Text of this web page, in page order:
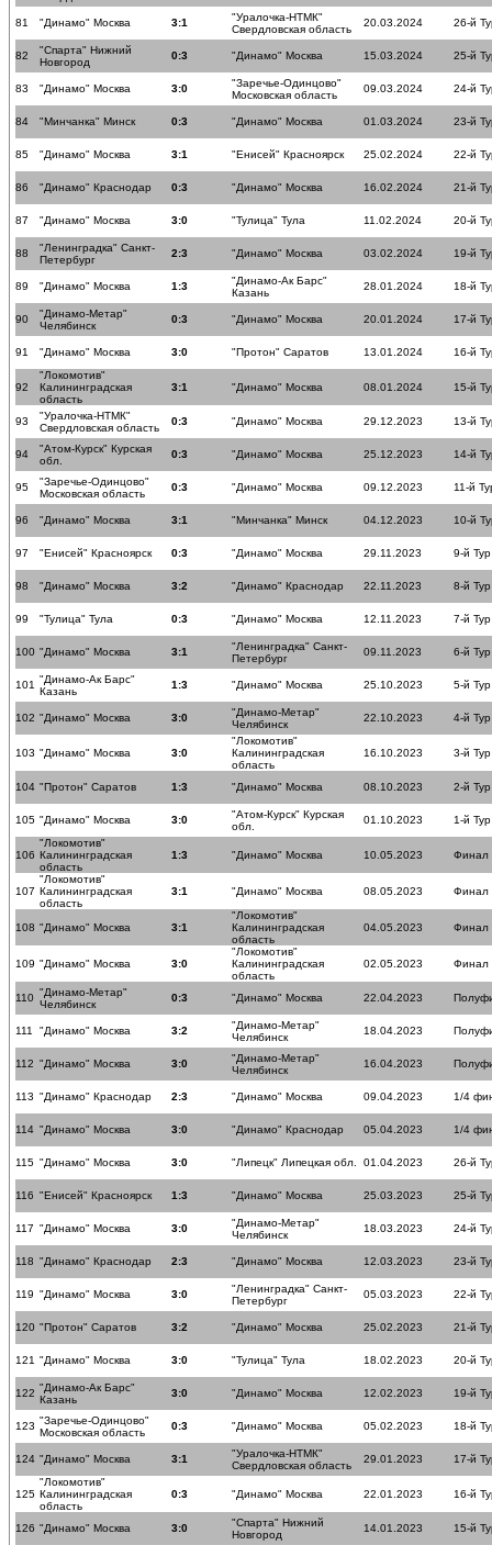
81 "Динамо" Москва 3:1
"Уралочка-НТМК"
Свердловская область
20.03.2024 26-й
82
"Спарта" Нижний
Новгород
0:3 "Динамо" Москва 15.03.2024 25-й
83 "Динамо" Москва 3:0
"Заречье-Одинцово"
Московская область
09.03.2024 24-й
84 "Минчанка" Минск 0:3 "Динамо" Москва 01.03.2024 23-й
85 "Динамо" Москва 3:1 "Енисей" Красноярск 25.02.2024 22-й
86 "Динамо" Краснодар 0:3 "Динамо" Москва 16.02.2024 21-й
87 "Динамо" Москва 3:0 "Тулица" Тула 11.02.2024 20-й
88
"Ленинградка" Санкт-
Петербург
2:3 "Динамо" Москва 03.02.2024 19-й
89 "Динамо" Москва 1:3
"Динамо-Ак Барс"
Казань
28.01.2024 18-й
90
"Динамо-Метар"
Челябинск
0:3 "Динамо" Москва 20.01.2024 17-й
91 "Динамо" Москва 3:0 "Протон" Саратов 13.01.2024 16-й
92
"Локомотив"
Калининградская
область
3:1 "Динамо" Москва 08.01.2024 15-й
93
"Уралочка-НТМК"
Свердловская область
0:3 "Динамо" Москва 29.12.2023 13-й
94
"Атом-Курск" Курская
обл.
0:3 "Динамо" Москва 25.12.2023 14-й
95
"Заречье-Одинцово"
Московская область
0:3 "Динамо" Москва 09.12.2023 11-й
96 "Динамо" Москва 3:1 "Минчанка" Минск 04.12.2023 10-й
97 "Енисей" Красноярск 0:3 "Динамо" Москва 29.11.2023 9-й Тур
98 "Динамо" Москва 3:2 "Динамо" Краснодар 22.11.2023 8-й Тур
99 "Тулица" Тула 0:3 "Динамо" Москва 12.11.2023 7-й Тур
100 "Динамо" Москва 3:1
"Ленинградка" Санкт-
Петербург
09.11.2023 6-й Тур
101 "Динамо-Ак Барс"
Казань
1:3 "Динамо" Москва 25.10.2023 5-й Тур
102 "Динамо" Москва 3:0
"Динамо-Метар"
Челябинск
22.10.2023 4-й Тур
103 "Динамо" Москва 3:0
"Локомотив"
Калининградская
область
16.10.2023 3-й Тур
104 "Протон" Саратов 1:3 "Динамо" Москва 08.10.2023 2-й Тур
105 "Динамо" Москва 3:0
"Атом-Курск" Курская
обл.
01.10.2023 1-й Тур
106
"Локомотив"
Калининградская
область
1:3 "Динамо" Москва 10.05.2023 Финал
107
"Локомотив"
Калининградская
область
3:1 "Динамо" Москва 08.05.2023 Финал
108 "Динамо" Москва 3:1
"Локомотив"
Калининградская
область
04.05.2023 Финал
109 "Динамо" Москва 3:0
"Локомотив"
Калининградская
область
02.05.2023 Финал
110 "Динамо-Метар"
Челябинск
0:3 "Динамо" Москва 22.04.2023
111 "Динамо" Москва 3:2
"Динамо-Метар"
Челябинск
18.04.2023
112 "Динамо" Москва 3:0
"Динамо-Метар"
Челябинск
16.04.2023
113 "Динамо" Краснодар 2:3 "Динамо" Москва 09.04.2023 1/4
114 "Динамо" Москва 3:0 "Динамо" Краснодар 05.04.2023 1/4
115 "Динамо" Москва 3:0 "Липецк" Липецкая обл. 01.04.2023 26-й
116 "Енисей" Красноярск 1:3 "Динамо" Москва 25.03.2023 25-й
117 "Динамо" Москва 3:0
"Динамо-Метар"
Челябинск
18.03.2023 24-й
118 "Динамо" Краснодар 2:3 "Динамо" Москва 12.03.2023 23-й
119 "Динамо" Москва 3:0
"Ленинградка" Санкт-
Петербург
05.03.2023 22-й
120 "Протон" Саратов 3:2 "Динамо" Москва 25.02.2023 21-й
121 "Динамо" Москва 3:0 "Тулица" Тула 18.02.2023 20-й
122 "Динамо-Ак Барс"
Казань
3:0 "Динамо" Москва 12.02.2023 19-й
123 "Заречье-Одинцово"
Московская область
0:3 "Динамо" Москва 05.02.2023 18-й
124 "Динамо" Москва 3:1
"Уралочка-НТМК"
Свердловская область
29.01.2023 17-й
125
"Локомотив"
Калининградская
область
0:3 "Динамо" Москва 22.01.2023 16-й
126 "Динамо" Москва 3:0
"Спарта" Нижний
Новгород
14.01.2023 15-й